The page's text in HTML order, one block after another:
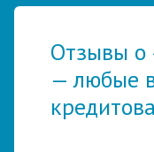
Отзывы о
— любые